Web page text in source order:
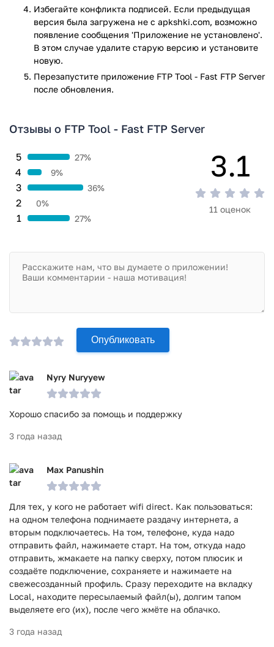
У нас, вы можете бесплатно скачать последнюю версию
программы FTP Tool для Android, совершенно бесплатно.
Приложение FTP Tool - Fast FTP Server прошло проверку
антивирусом VirusTotal. В результате проверки по всем
последним сигнатурам заражения файлов не выявлено.
Избегайте конфликта подписей. Если предыдущая
версия была загружена не с apkshki.com, возможно
появление сообщения 'Приложение не установлено'.
В этом случае удалите старую версию и установите
новую.
Перезапустите приложениe FTP Tool - Fast FTP Server
после обновления.
Отзывы о FTP Tool - Fast FTP Server
1 27%
2 0%
3 36%
4 9%
5 27% 3.1
11 оценок
Опубликовать
Nyry Nuryyew
Хорошо спасибо за помощь и поддержку
3 года назад
Max Panushin
Для тех, у кого не работает wifi direct. Как пользоваться:
на одном телефона поднимаете раздачу интернета, а
вторым подключаетесь. На том, телефоне, куда надо
отправить файл, нажимаете старт. На том, откуда надо
отправить, жмакаете на папку сверху, потом плюсик и
создаёте подключение, сохраняете и нажимаете на
свежесозданный профиль. Сразу переходите на вкладку
Local, находите пересылаемый файл(ы), долгим тапом
выделяете его (их), после чего жмёте на облачко.
3 года назад